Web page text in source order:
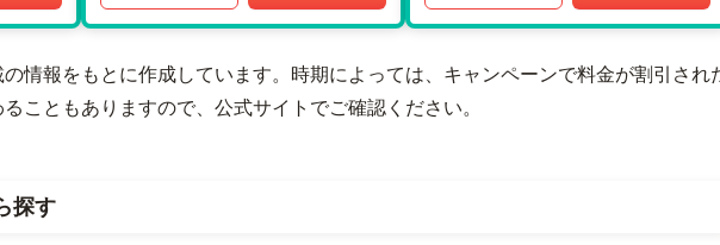
情報をもとに作成しています。時期によっては、キャンペーンで料金が割引され
こともありますので、公式サイトでご確認ください。
探す